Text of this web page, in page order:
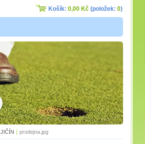
| prodejna.jpg
Košík: 0,00 Kč (položek: 0)